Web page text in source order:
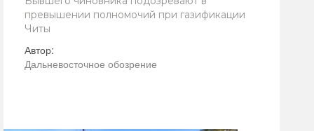
превышении полномочий при газификации
Читы
Автор:
Дальневосточное обозрение